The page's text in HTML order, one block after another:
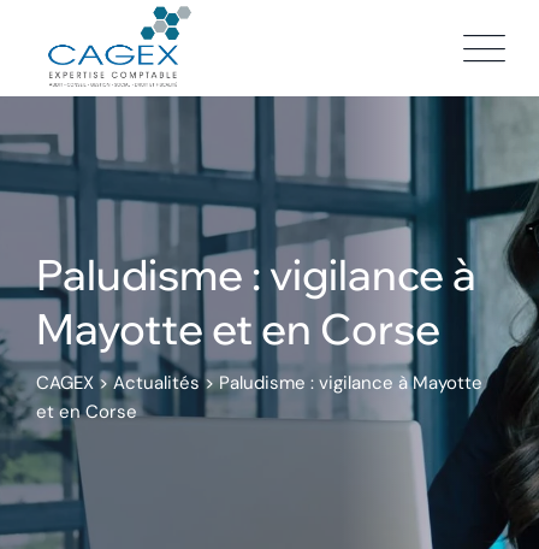
content
Paludisme : vigilance à
Mayotte et en Corse
CAGEX >Actualités>Paludisme : vigilance à Mayotte
et en Corse